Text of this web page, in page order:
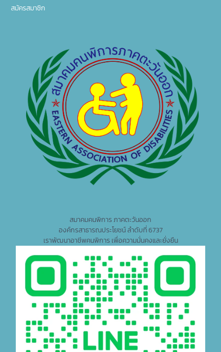
สมาคมคนพิการ ภาคตะวันออก
องค์กรสาธารณประโยชน์ ลำดับที่ 6737
เราพัฒนาอาชีพคนพิการ เพื่อความมั่นคงและยั่งยืน
สมัครสมาชิก